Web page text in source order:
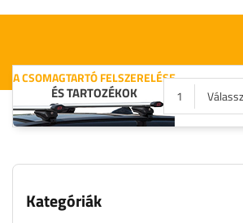
A CSOMAGTARTÓ FELSZERELÉSE
ÉS TARTOZÉKOK 1
Kategóriák